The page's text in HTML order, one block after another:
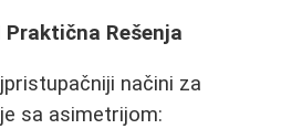
Rešenja
načini za
sa asimetrijom: